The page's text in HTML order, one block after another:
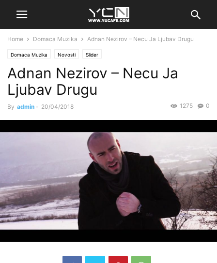
Home Domaca Muzika Adnan Nezirov – Necu Ja Ljubav Drugu
Domaca Muzika Novosti Slider
Adnan Nezirov – Necu Ja
Ljubav Drugu
By admin - 20/04/2018 0
1275